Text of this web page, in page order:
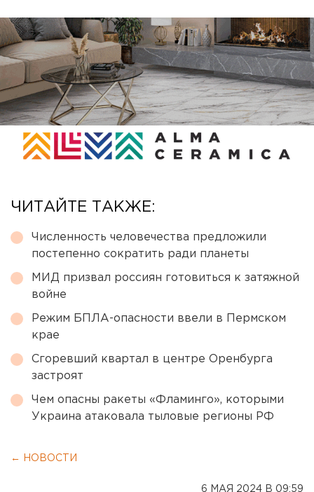
ЧИТАЙТЕ ТАКЖЕ:
Численность человечества предложили
постепенно сократить ради планеты
МИД призвал россиян готовиться к затяжной
войне
Режим БПЛА-опасности ввели в Пермском
крае
Сгоревший квартал в центре Оренбурга
застроят
Чем опасны ракеты «Фламинго», которыми
Украина атаковала тыловые регионы РФ
← НОВОСТИ
6 МАЯ 2024 В 09:59